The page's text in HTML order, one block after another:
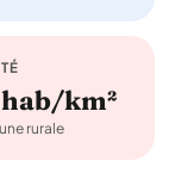
hab/km²
rurale